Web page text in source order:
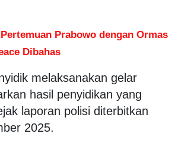
Prabowo dengan Ormas
Dibahas
melaksanakan gelar
hasil penyidikan yang
laporan polisi diterbitkan
2025.